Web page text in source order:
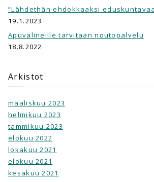
”Lähdethän ehdokkaaksi
19.1.2023
Apuvälineille tarvitaan noutopalvelu
18.8.2022
Arkistot
maaliskuu 2023
helmikuu 2023
tammikuu 2023
elokuu 2022
lokakuu 2021
elokuu 2021
kesäkuu 2021